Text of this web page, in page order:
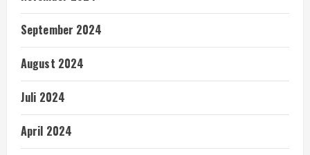
September 2024
August 2024
Juli 2024
April 2024